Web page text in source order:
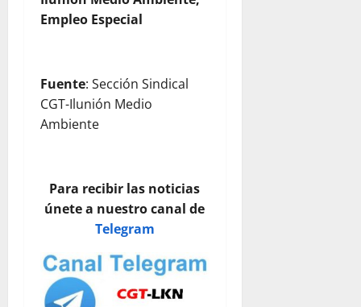
Empleo Especial
Fuente: Sección Sindical
CGT-Ilunión Medio
Ambiente
Para recibir las noticias
únete a nuestro canal de
Telegram